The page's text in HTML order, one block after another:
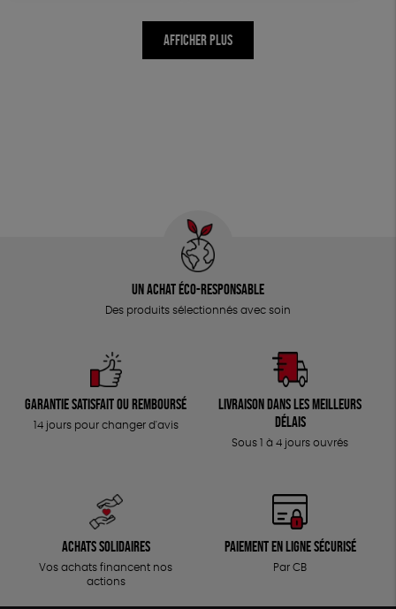
AFFICHER PLUS
Un achat éco-responsable
Des produits sélectionnés avec soin
Garantie satisfait ou remboursé
14 jours pour changer d'avis
Livraison dans les meilleurs
délais
Sous 1 à 4 jours ouvrés
Achats solidaires
Vos achats financent nos
actions
Paiement en ligne sécurisé
Par CB